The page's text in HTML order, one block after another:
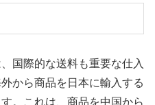
国際的な送料も重要な仕入
から商品を日本に輸入する
。これは、商品を中国から